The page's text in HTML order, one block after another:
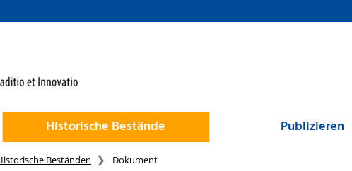
Historische Bestände Publizieren
Beständen Dokument